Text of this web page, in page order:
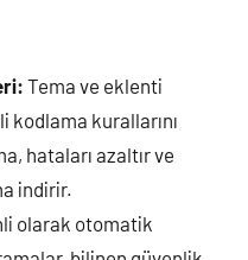
Tema ve eklenti
kurallarını
hataları azaltır ve
indirir.
olarak otomatik